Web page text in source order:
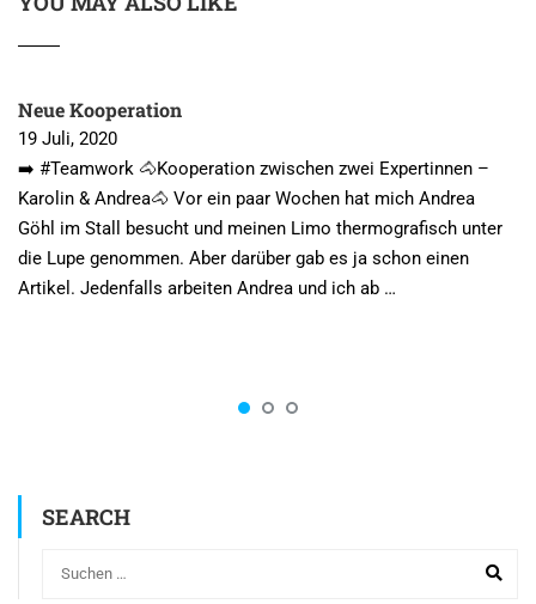
Neue Kooperation
19 Juli, 2020
➡️ #Teamwork 🐴Kooperation zwischen zwei Expertinnen –
Karolin & Andrea🐴 Vor ein paar Wochen hat mich Andrea
Göhl im Stall besucht und meinen Limo thermografisch unter
die Lupe genommen. Aber darüber gab es ja schon einen
Artikel. Jedenfalls arbeiten Andrea und ich ab …
SEARCH